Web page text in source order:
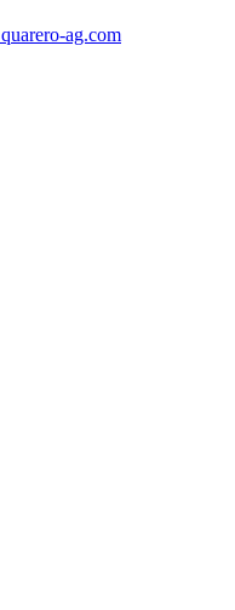
quarero-ag.com